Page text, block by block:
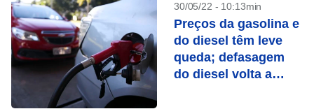
30/05/22 - 10:13min
Preços da gasolina e
do diesel têm leve
queda; defasagem
do diesel volta a